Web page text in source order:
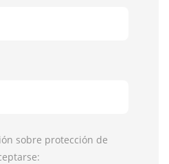
sobre protección de